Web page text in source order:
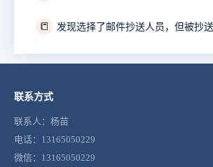
📒 发现选择了邮件抄送人员，但被抄
联系方式
联系人：杨苗
电话：13165050229
微信：13165050229